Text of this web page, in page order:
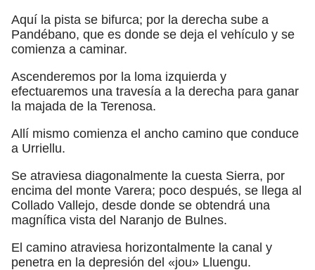
Aquí la pista se bifurca; por la derecha sube a
Pandébano, que es donde se deja el vehículo y se
comienza a caminar.
Ascenderemos por la loma izquierda y
efectuaremos una travesía a la derecha para ganar
la majada de la Terenosa.
Allí mismo comienza el ancho camino que conduce
a Urriellu.
Se atraviesa diagonalmente la cuesta Sierra, por
encima del monte Varera; poco después, se llega al
Collado Vallejo, desde donde se obtendrá una
magnífica vista del Naranjo de Bulnes.
El camino atraviesa horizontalmente la canal y
penetra en la depresión del «jou» Lluengu.